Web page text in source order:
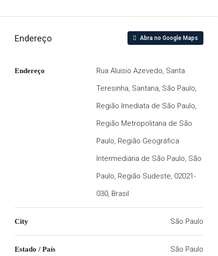
Endereço Abra no Google Maps
Endereço
Rua Aluisio Azevedo, Santa
Teresinha, Santana, São Paulo,
Região Imediata de São Paulo,
Região Metropolitana de São
Paulo, Região Geográfica
Intermediária de São Paulo, São
Paulo, Região Sudeste, 02021-
030, Brasil
City São Paulo
Estado / País São Paulo